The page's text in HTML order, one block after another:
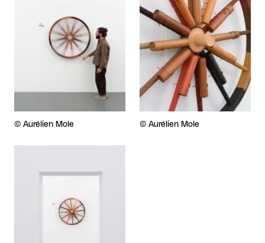
Droits réservés :
© Aurélien Mole Droits réservés :
© Aurélien Mole